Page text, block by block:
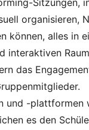
Sitzungen,
organisieren,
können, alles in
interaktiven
das
und -plattformen
es den